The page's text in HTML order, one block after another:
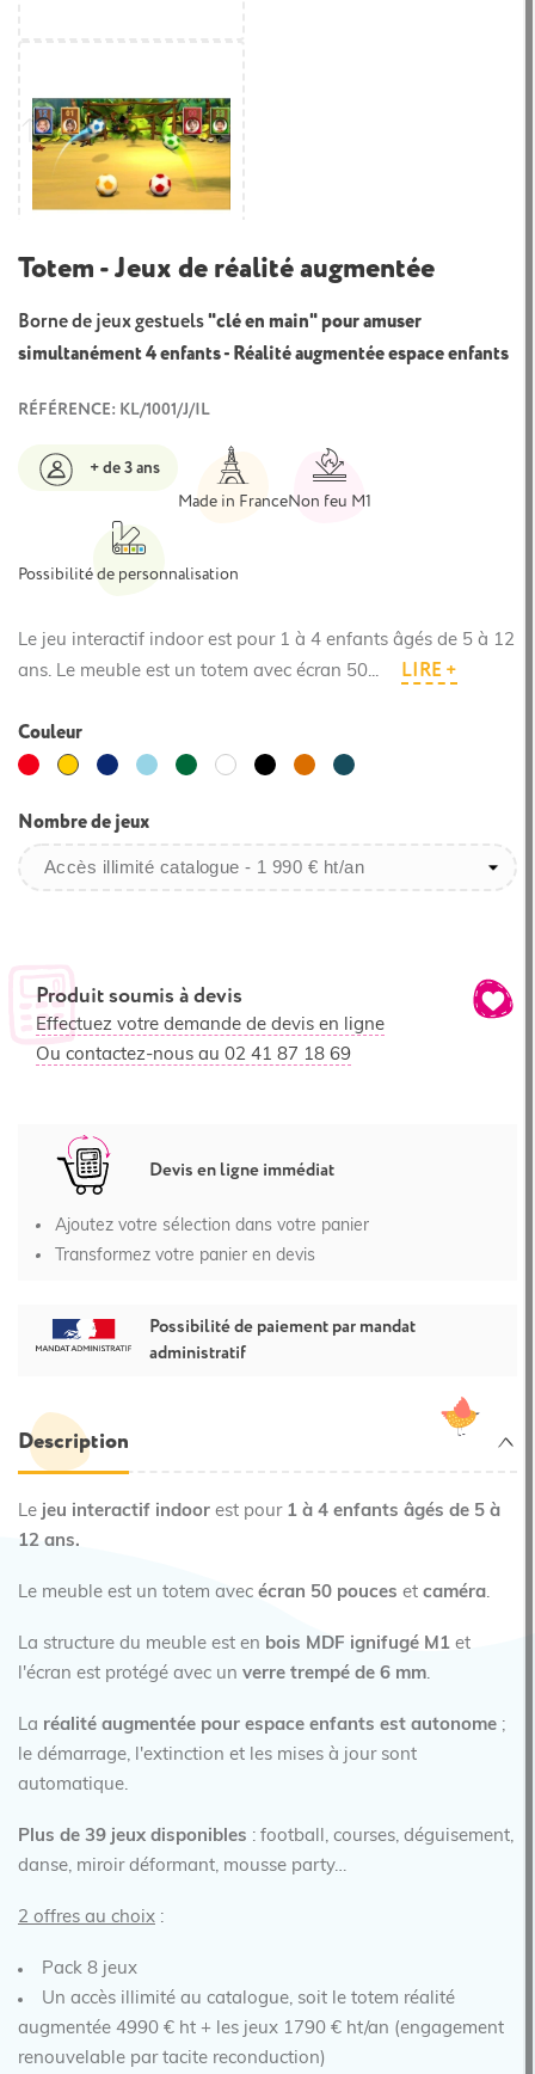
Totem - Jeux de réalité augmentée
Borne de jeux gestuels"clé en main" pour amuser
simultanément 4 enfants - Réalité augmentée espace enfants
RÉFÉRENCE: KL/1001/J/IL
+ de 3 ans
Made in FranceNon feu M1
Possibilité de personnalisation
Le jeu interactif indoor est pour 1 à 4 enfants âgés de 5 à 12
ans. Le meuble est un totem avec écran 50...
LIRE +
Couleur
RougeJauneBleu
Bleu
Vert
BlancNoir
Orangé
Bleu
Nombre de jeux
Produit soumis à devis
Effectuez votre demande de devis en ligne
Ou contactez-nous au 02 41 87 18 69
Devis en ligne immédiat
Ajoutez votre sélection dans votre panier
Transformez votre panier en devis
Possibilité de paiement par mandat
administratif
Description
Le jeu interactif indoor est pour1 à 4 enfants âgés de 5 à
12 ans.
Le meuble est un totem avec écran 50 pouces et caméra.
La structure du meuble est en bois MDF ignifugé M1 et
l'écran est protégé avec un verre trempé de 6 mm.
La réalité augmentée pour espace enfants est autonome ;
le démarrage, l'extinction et les mises à jour sont
automatique.
Plus de 39 jeux disponibles : football, courses, déguisement,
danse, miroir déformant, mousse party…
2 offres au choix :
Pack 8 jeux
Un accès illimité au catalogue, soit le totem réalité
augmentée 4990 € ht + les jeux 1790 € ht/an (engagement
renouvelable par tacite reconduction)